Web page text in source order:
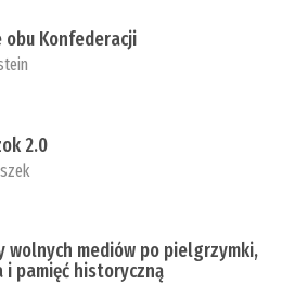
obu Konfederacji
2.0
wolnych mediów po pielgrzymki,
pamięć historyczną